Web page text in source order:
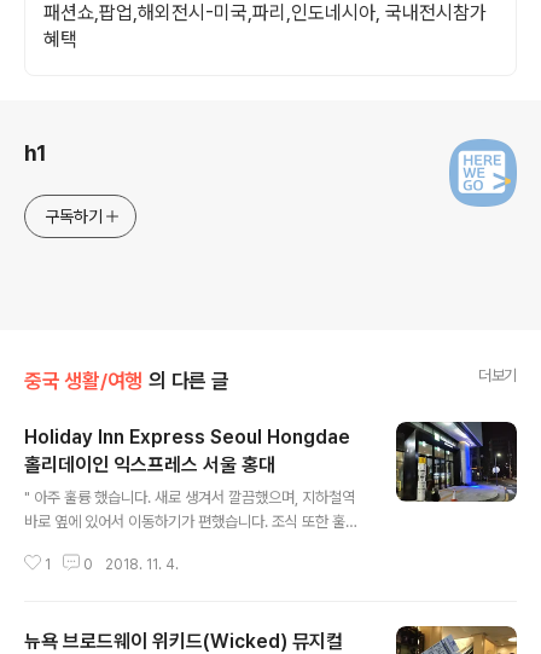
패션쇼,팝업,해외전시-미국,파리,인도네시아, 국내전시참가
혜택
h1
구독하기
중국 생활/여행 의 다른 글 더보기
Holiday Inn Express Seoul Hongdae
홀리데이인 익스프레스 서울 홍대
" 아주 훌륭 했습니다. 새로 생겨서 깔끔했으며, 지하철역
바로 옆에 있어서 이동하기가 편했습니다. 조식 또한 훌륭
하면 무료로 제공해 줍니다. "
1 0 2018. 11. 4.
뉴욕 브로드웨이 위키드(Wicked) 뮤지컬